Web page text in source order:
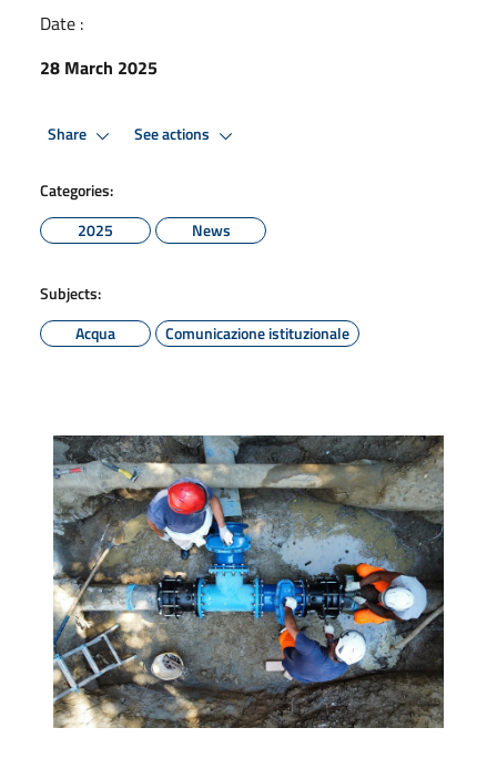
Date :
28 March 2025
Share See actions
Categories:
2025
News
Subjects:
Acqua
Comunicazione istituzionale